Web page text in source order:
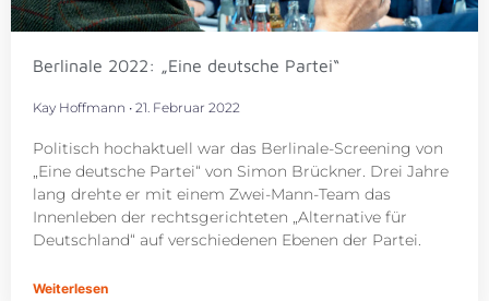
Berlinale 2022: „Eine deutsche Partei“
Kay Hoffmann 21. Februar 2022
Politisch hochaktuell war das Berlinale-Screening von
„Eine deutsche Partei“ von Simon Brückner. Drei Jahre
lang drehte er mit einem Zwei-Mann-Team das
Innenleben der rechtsgerichteten „Alternative für
Deutschland“ auf verschiedenen Ebenen der Partei.
Weiterlesen